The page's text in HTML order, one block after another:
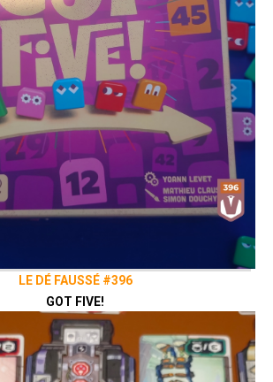
LE DÉ FAUSSÉ #396
GOT FIVE!